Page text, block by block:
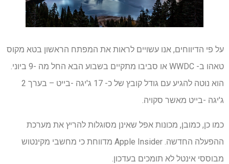
על פי הדיווחים, אנו עשויים לראות את המפתח הראשון בטא מקוס
טאהו ב- WWDC או סביבו מתקיים בשבוע הבא החל מה -9 ביוני.
הוא נוטה להגיע עם גודל קובץ של כ- 17 ג'יגה -בייט – בערך 2
ג'יגה -בייט מאשר סקויה.
כמו כן, כמובן, מכונות אפל שאינן מסוגלות להריץ את מערכת
ההפעלה החדשה. Apple Insider מדווחת כי מחשבי מקינטוש
מבוססי אינטל לא תומכים בעדכון.